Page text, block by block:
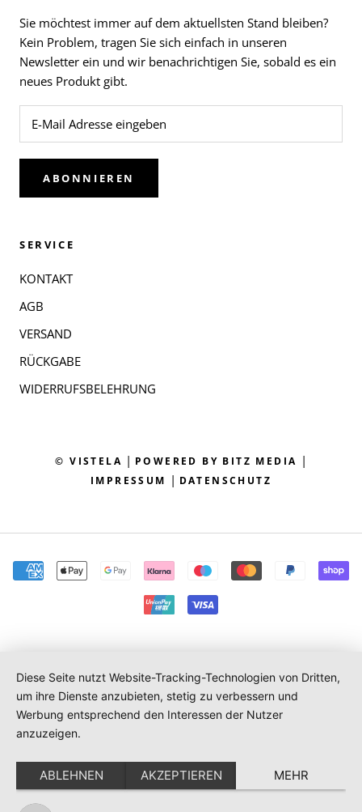
Sie möchtest immer auf dem aktuellsten Stand bleiben?
Kein Problem, tragen Sie sich einfach in unseren
Newsletter ein und wir benachrichtigen Sie, sobald es ein
neues Produkt gibt.
ABONNIEREN
SERVICE
KONTAKT
AGB
VERSAND
RÜCKGABE
WIDERRUFSBELEHRUNG
© VISTELA | POWERED BY BITZ MEDIA |
IMPRESSUM | DATENSCHUTZ
Diese Seite nutzt Website-Tracking-Technologien von Dritten,
um ihre Dienste anzubieten, stetig zu verbessern und
Werbung entsprechend den Interessen der Nutzer
anzuzeigen.
ABLEHNEN AKZEPTIEREN MEHR